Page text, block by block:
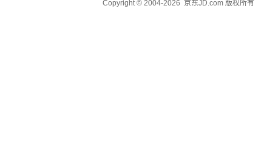
Copyright © 2004-2026 京东JD.com 版权所有